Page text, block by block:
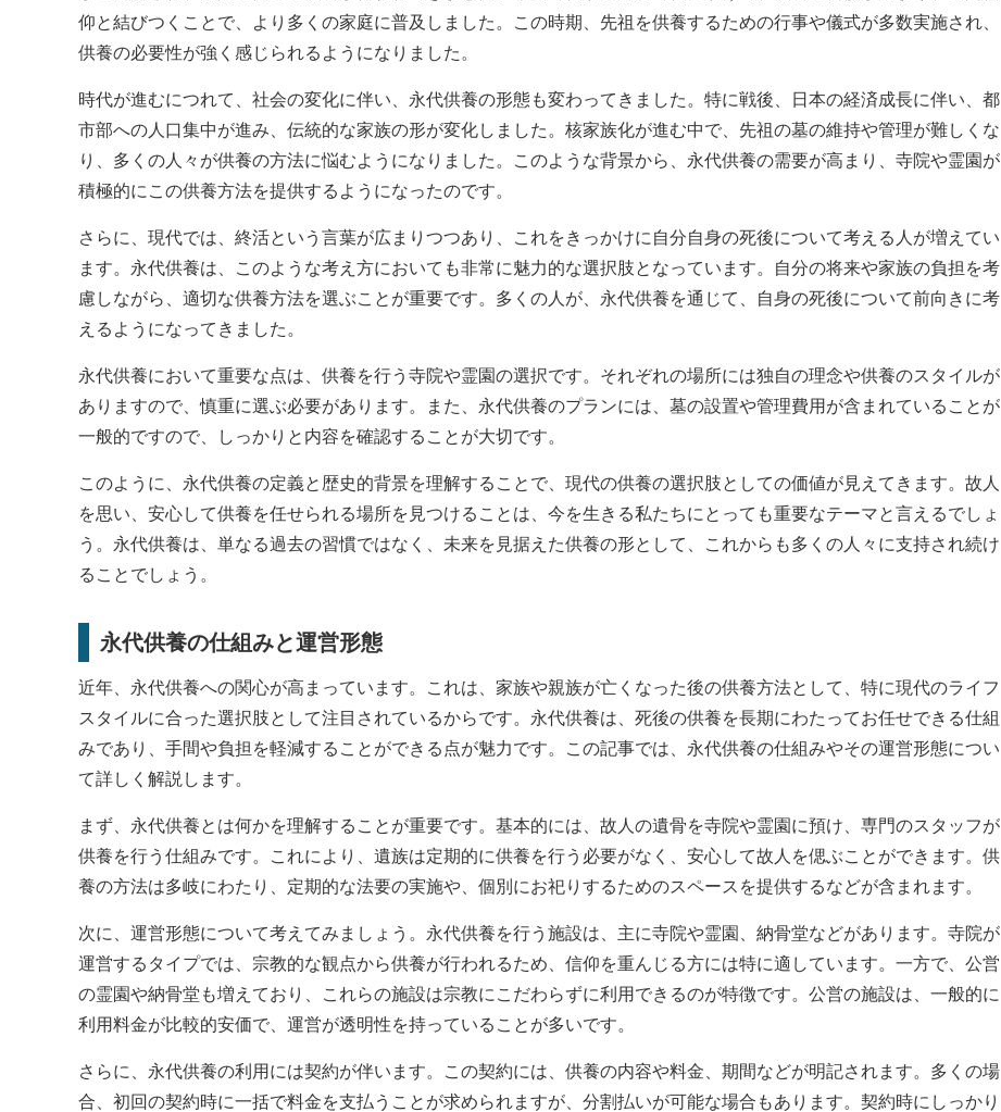
仰と結びつくことで、より多くの家庭に普及しました。この時期、先祖を供養するための行事や儀式が多数実施され、
供養の必要性が強く感じられるようになりました。
時代が進むにつれて、社会の変化に伴い、永代供養の形態も変わってきました。特に戦後、日本の経済成長に伴い、都
市部への人口集中が進み、伝統的な家族の形が変化しました。核家族化が進む中で、先祖の墓の維持や管理が難しくな
り、多くの人々が供養の方法に悩むようになりました。このような背景から、永代供養の需要が高まり、寺院や霊園が
積極的にこの供養方法を提供するようになったのです。
さらに、現代では、終活という言葉が広まりつつあり、これをきっかけに自分自身の死後について考える人が増えてい
ます。永代供養は、このような考え方においても非常に魅力的な選択肢となっています。自分の将来や家族の負担を考
慮しながら、適切な供養方法を選ぶことが重要です。多くの人が、永代供養を通じて、自身の死後について前向きに考
えるようになってきました。
永代供養において重要な点は、供養を行う寺院や霊園の選択です。それぞれの場所には独自の理念や供養のスタイルが
ありますので、慎重に選ぶ必要があります。また、永代供養のプランには、墓の設置や管理費用が含まれていることが
一般的ですので、しっかりと内容を確認することが大切です。
このように、永代供養の定義と歴史的背景を理解することで、現代の供養の選択肢としての価値が見えてきます。故人
を思い、安心して供養を任せられる場所を見つけることは、今を生きる私たちにとっても重要なテーマと言えるでしょ
う。永代供養は、単なる過去の習慣ではなく、未来を見据えた供養の形として、これからも多くの人々に支持され続け
ることでしょう。
永代供養の仕組みと運営形態
近年、永代供養への関心が高まっています。これは、家族や親族が亡くなった後の供養方法として、特に現代のライフ
スタイルに合った選択肢として注目されているからです。永代供養は、死後の供養を長期にわたってお任せできる仕組
みであり、手間や負担を軽減することができる点が魅力です。この記事では、永代供養の仕組みやその運営形態につい
て詳しく解説します。
まず、永代供養とは何かを理解することが重要です。基本的には、故人の遺骨を寺院や霊園に預け、専門のスタッフが
供養を行う仕組みです。これにより、遺族は定期的に供養を行う必要がなく、安心して故人を偲ぶことができます。供
養の方法は多岐にわたり、定期的な法要の実施や、個別にお祀りするためのスペースを提供するなどが含まれます。
次に、運営形態について考えてみましょう。永代供養を行う施設は、主に寺院や霊園、納骨堂などがあります。寺院が
運営するタイプでは、宗教的な観点から供養が行われるため、信仰を重んじる方には特に適しています。一方で、公営
の霊園や納骨堂も増えており、これらの施設は宗教にこだわらずに利用できるのが特徴です。公営の施設は、一般的に
利用料金が比較的安価で、運営が透明性を持っていることが多いです。
さらに、永代供養の利用には契約が伴います。この契約には、供養の内容や料金、期間などが明記されます。多くの場
合、初回の契約時に一括で料金を支払うことが求められますが、分割払いが可能な場合もあります。契約時にしっかり